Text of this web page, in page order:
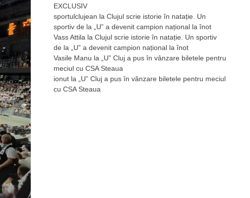
EXCLUSIV
sportulclujean la Clujul scrie istorie în natație. Un
sportiv de la „U” a devenit campion național la înot
Vass Attila la Clujul scrie istorie în natație. Un sportiv
de la „U” a devenit campion național la înot
Vasile Manu la
„U” Cluj a pus în vânzare biletele pentru
meciul cu CSA Steaua
ionut la
„U” Cluj a pus în vânzare biletele pentru meciul
cu CSA Steaua